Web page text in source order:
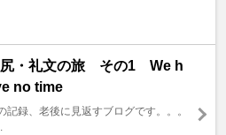
・礼文の旅 その1 We h
no time
記録、老後に見返すブログです。。。